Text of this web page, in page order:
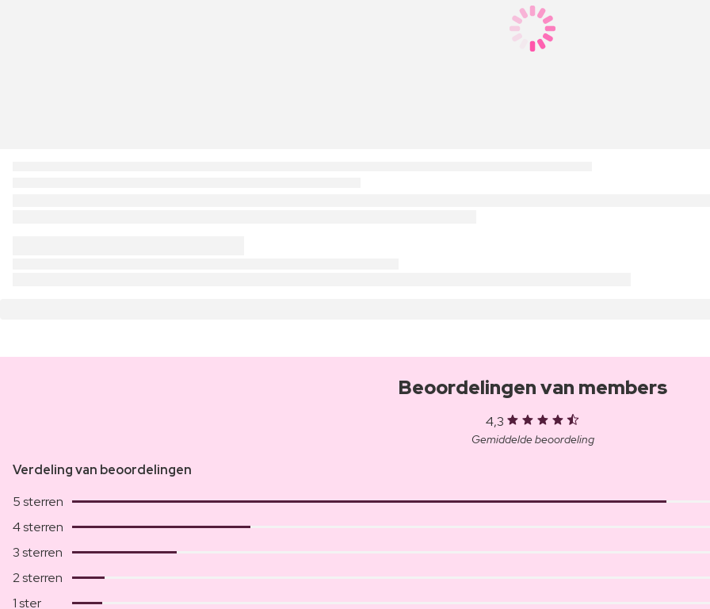
Beoordelingen van members
4,3
Gemiddelde beoordeling
Verdeling van beoordelingen
5 sterren
4 sterren
3 sterren
2 sterren
1 ster